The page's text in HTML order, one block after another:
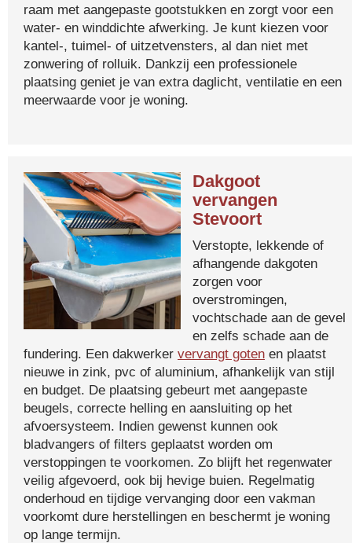
raam met aangepaste gootstukken en zorgt voor een
water- en winddichte afwerking. Je kunt kiezen voor
kantel-, tuimel- of uitzetvensters, al dan niet met
zonwering of rolluik. Dankzij een professionele
plaatsing geniet je van extra daglicht, ventilatie en een
meerwaarde voor je woning.
Dakgoot
vervangen
Stevoort
Verstopte, lekkende of
afhangende dakgoten
zorgen voor
overstromingen,
vochtschade aan de gevel
en zelfs schade aan de
fundering. Een dakwerker vervangt goten en plaatst
nieuwe in zink, pvc of aluminium, afhankelijk van stijl
en budget. De plaatsing gebeurt met aangepaste
beugels, correcte helling en aansluiting op het
afvoersysteem. Indien gewenst kunnen ook
bladvangers of filters geplaatst worden om
verstoppingen te voorkomen. Zo blijft het regenwater
veilig afgevoerd, ook bij hevige buien. Regelmatig
onderhoud en tijdige vervanging door een vakman
voorkomt dure herstellingen en beschermt je woning
op lange termijn.